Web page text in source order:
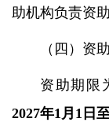
助机构负责资
（四）资
资助期限
2027年1月 1 日